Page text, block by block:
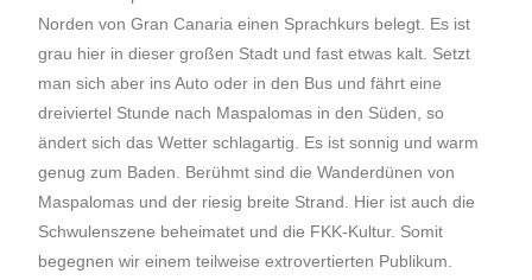
Norden von Gran Canaria einen Sprachkurs belegt. Es ist
grau hier in dieser großen Stadt und fast etwas kalt. Setzt
man sich aber ins Auto oder in den Bus und fährt eine
dreiviertel Stunde nach Maspalomas in den Süden, so
ändert sich das Wetter schlagartig. Es ist sonnig und warm
genug zum Baden. Berühmt sind die Wanderdünen von
Maspalomas und der riesig breite Strand. Hier ist auch die
Schwulenszene beheimatet und die FKK-Kultur. Somit
begegnen wir einem teilweise extrovertierten Publikum.